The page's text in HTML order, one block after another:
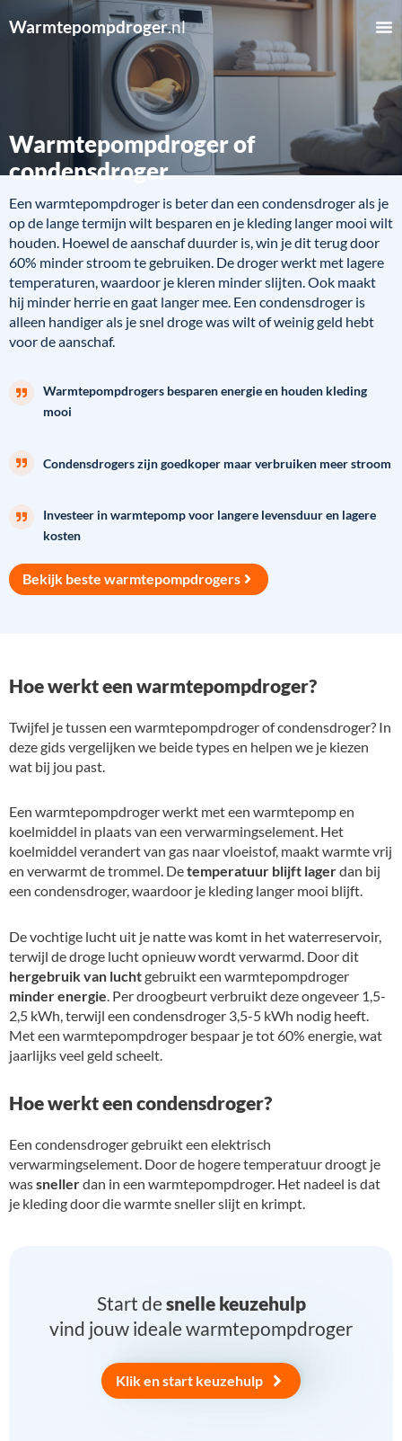
Warmtepompdroger.nl
Warmtepompdroger of
condensdroger
Een warmtepompdroger is beter dan een condensdroger als je
op de lange termijn wilt besparen en je kleding langer mooi wilt
houden. Hoewel de aanschaf duurder is, win je dit terug door
60% minder stroom te gebruiken. De droger werkt met lagere
temperaturen, waardoor je kleren minder slijten. Ook maakt
hij minder herrie en gaat langer mee. Een condensdroger is
alleen handiger als je snel droge was wilt of weinig geld hebt
voor de aanschaf.
Warmtepompdrogers besparen energie en houden kleding
mooi
Condensdrogers zijn goedkoper maar verbruiken meer stroom
Investeer in warmtepomp voor langere levensduur en lagere
kosten
Bekijk beste warmtepompdrogers
Hoe werkt een warmtepompdroger?
Twijfel je tussen een warmtepompdroger of condensdroger? In
deze gids vergelijken we beide types en helpen we je kiezen
wat bij jou past.
Een warmtepompdroger werkt met een warmtepomp en
koelmiddel in plaats van een verwarmingselement. Het
koelmiddel verandert van gas naar vloeistof, maakt warmte vrij
en verwarmt de trommel. Detemperatuur blijft lagerdan bij
een condensdroger, waardoor je kleding langer mooi blijft.
De vochtige lucht uit je natte was komt in het waterreservoir,
terwijl de droge lucht opnieuw wordt verwarmd. Door dit
hergebruik van luchtgebruikt een warmtepompdroger
minder energie. Per droogbeurt verbruikt deze ongeveer 1,5-
2,5 kWh, terwijl een condensdroger 3,5-5 kWh nodig heeft.
Met een warmtepompdroger bespaar je tot 60% energie, wat
jaarlijks veel geld scheelt.
Hoe werkt een condensdroger?
Een condensdroger gebruikt een elektrisch
verwarmingselement. Door de hogere temperatuur droogt je
wassnellerdan in een warmtepompdroger. Het nadeel is dat
je kleding door die warmte sneller slijt en krimpt.
Start desnelle keuzehulp
vind jouw ideale warmtepompdroger
Klik en start keuzehulp